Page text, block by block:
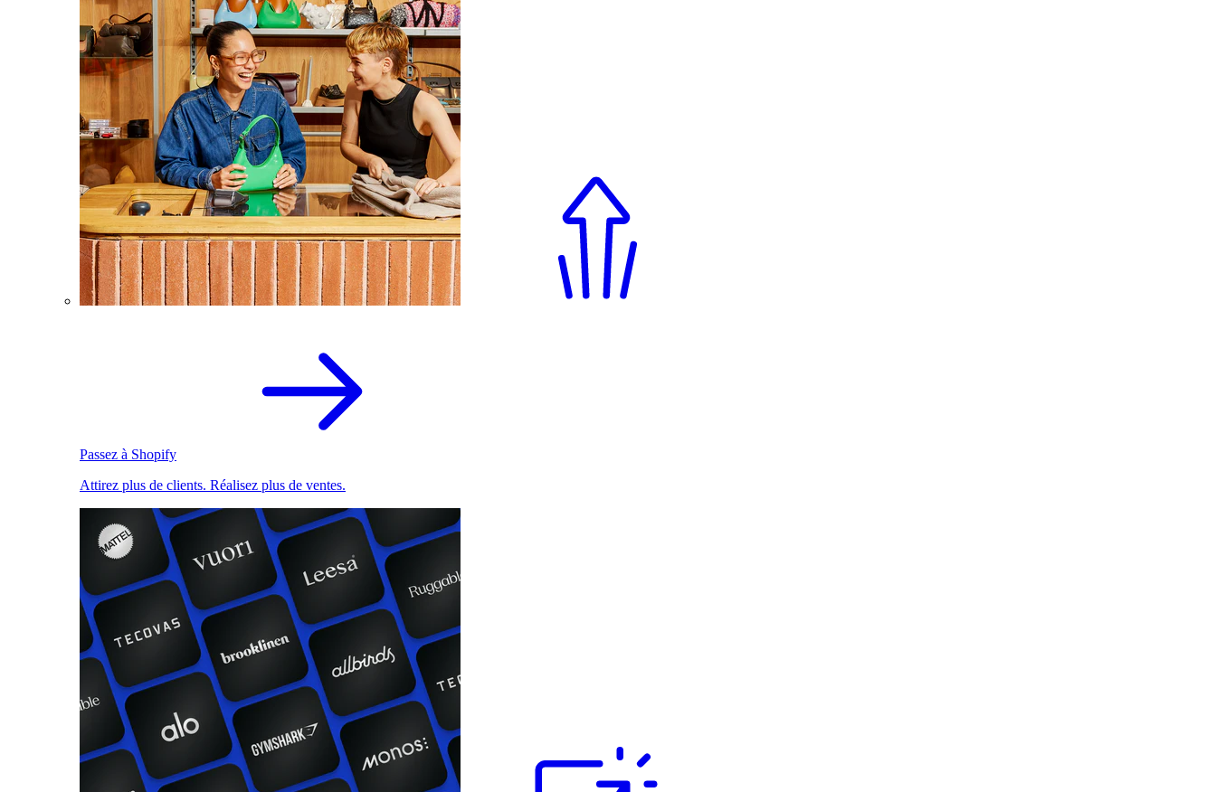
Passez à Shopify
Attirez plus de clients. Réalisez plus de ventes.